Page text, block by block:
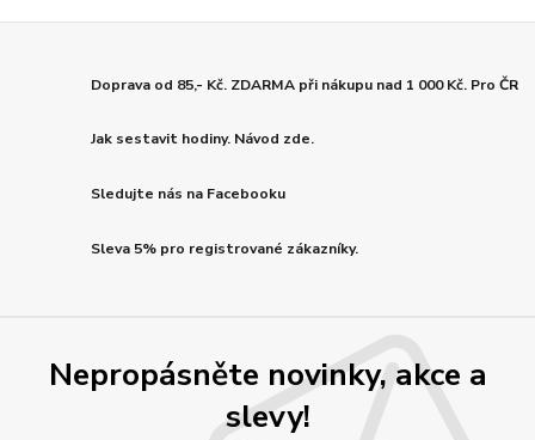
Doprava od 85,- Kč. ZDARMA při nákupu nad 1 000 Kč. Pro ČR
Jak sestavit hodiny. Návod zde.
Sledujte nás na Facebooku
Sleva 5% pro registrované zákazníky.
Nepropásněte novinky, akce a
slevy!